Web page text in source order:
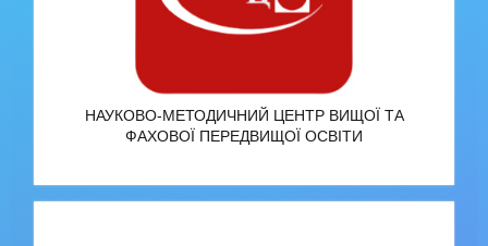
НАУКОВО-МЕТОДИЧНИЙ ЦЕНТР ВИЩОЇ ТА
ФАХОВОЇ ПЕРЕДВИЩОЇ ОСВІТИ